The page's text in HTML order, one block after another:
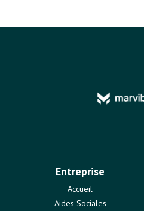
Entreprise
Accueil
Aides Sociales